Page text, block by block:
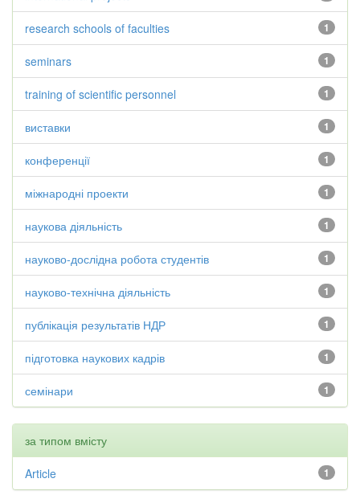
1
research schools of faculties
1
seminars
1
training of scientific personnel
1
виставки
1
конференції
1
міжнародні проекти
1
наукова діяльність
1
науково-дослідна робота студентів
1
науково-технічна діяльність
1
публікація результатів НДР
1
підготовка наукових кадрів
1
семінари
за типом вмісту
1
Article